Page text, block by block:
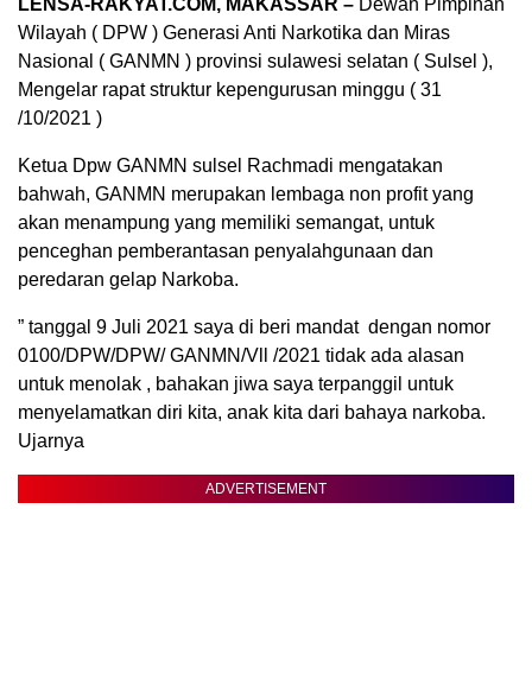
LENSA-RAKYAT.COM, MAKASSAR – Dewan Pimpinan
Wilayah ( DPW ) Generasi Anti Narkotika dan Miras
Nasional ( GANMN ) provinsi sulawesi selatan ( Sulsel ),
Mengelar rapat struktur kepengurusan minggu ( 31
/10/2021 )
Ketua Dpw GANMN sulsel Rachmadi mengatakan
bahwah, GANMN merupakan lembaga non profit yang
akan menampung yang memiliki semangat, untuk
penceghan pemberantasan penyalahgunaan dan
peredaran gelap Narkoba.
” tanggal 9 Juli 2021 saya di beri mandat dengan nomor
0100/DPW/DPW/ GANMN/Vll /2021 tidak ada alasan
untuk menolak , bahakan jiwa saya terpanggil untuk
menyelamatkan diri kita, anak kita dari bahaya narkoba.
Ujarnya
ADVERTISEMENT